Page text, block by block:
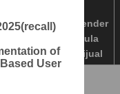
(Kod
Pukonsa)
Tender
Mula
Dijual
(recall)
of
User